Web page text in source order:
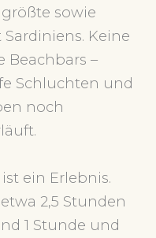
sowie
Keine
Beachbars –
Schluchten und
noch
ein Erlebnis.
2,5 Stunden
1 Stunde und